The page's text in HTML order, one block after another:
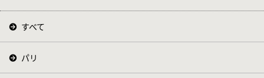
すべて
パリ